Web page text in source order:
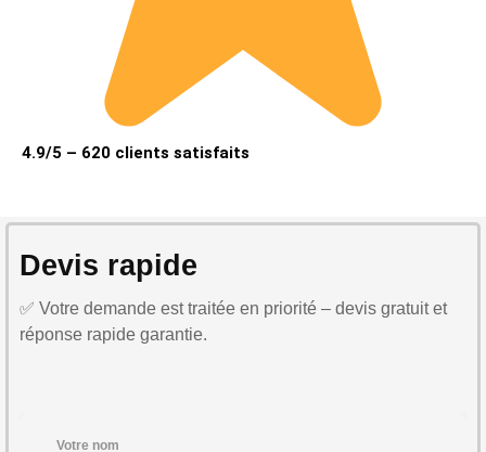
4.9/5 – 620 clients satisfaits
Devis rapide
✅ Votre demande est traitée en priorité – devis gratuit et
réponse rapide garantie.
Votre nom